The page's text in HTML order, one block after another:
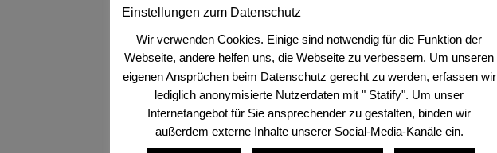
Einstellungen zum Datenschutz
Wir verwenden Cookies. Einige sind notwendig für die Funktion der
Webseite, andere helfen uns, die Webseite zu verbessern. Um unseren
eigenen Ansprüchen beim Datenschutz gerecht zu werden, erfassen wir
lediglich anonymisierte Nutzerdaten mit " Statify". Um unser
Internetangebot für Sie ansprechender zu gestalten, binden wir
außerdem externe Inhalte unserer Social-Media-Kanäle ein.